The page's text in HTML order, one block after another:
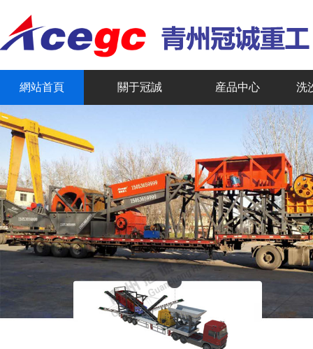
網站首頁 關于冠誠 産品中心 洗